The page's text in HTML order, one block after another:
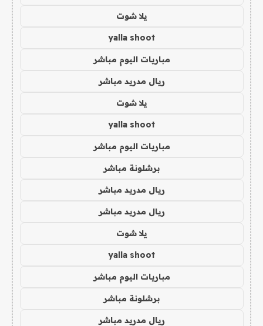
يلا شوت
yalla shoot
مباريات اليوم مباشر
ريال مدريد مباشر
يلا شوت
yalla shoot
مباريات اليوم مباشر
برشلونة مباشر
ريال مدريد مباشر
ريال مدريد مباشر
يلا شوت
yalla shoot
مباريات اليوم مباشر
برشلونة مباشر
ريال مدريد مباشر